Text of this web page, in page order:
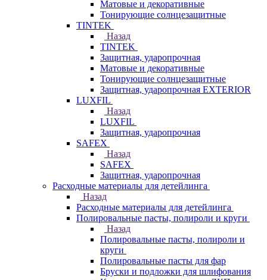
Матовые и декоративные
Тонирующие солнцезащитные
TINTEK
Назад
TINTEK
Защитная, ударопрочная
Матовые и декоративные
Тонирующие солнцезащитные
Защитная, ударопрочная EXTERIOR
LUXFIL
Назад
LUXFIL
Защитная, ударопрочная
SAFEX
Назад
SAFEX
Защитная, ударопрочная
Расходные материалы для детейлинга
Назад
Расходные материалы для детейлинга
Полировальные пасты, полироли и круги
Назад
Полировальные пасты, полироли и
круги
Полировальные пасты для фар
Бруски и подложки для шлифования